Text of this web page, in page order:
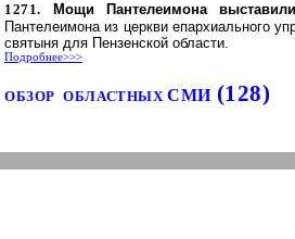
1271. Мощи Пантелеимона
Пантелеимонаиз церкви епархиального
святыня для Пензенской области.
Подробнее>>>
ОБЗОР ОБЛАСТНЫХСМИ (128)